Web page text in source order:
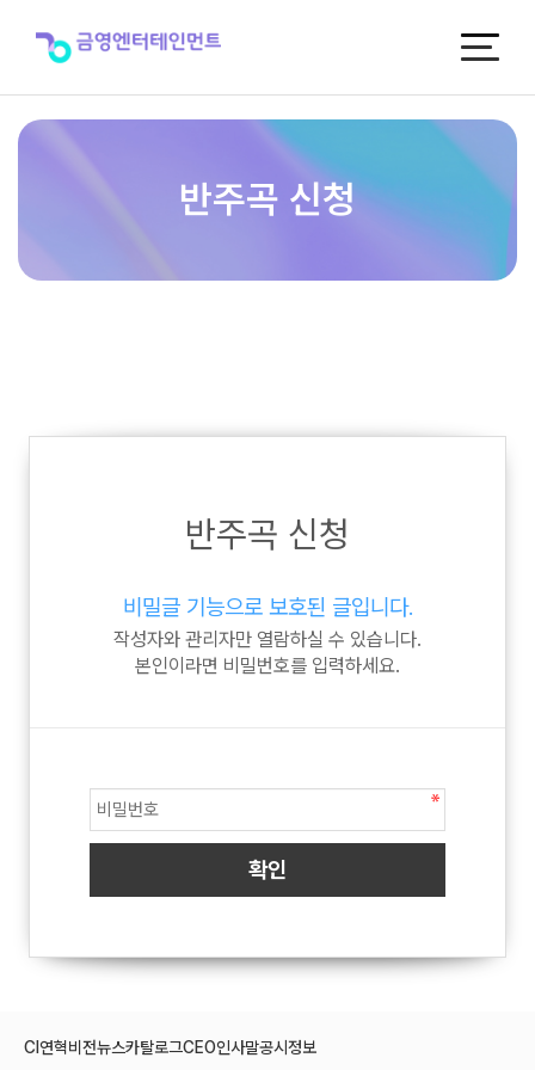
반주곡 신청
반주곡 신청
비밀글 기능으로 보호된 글입니다.
작성자와 관리자만 열람하실 수 있습니다.
본인이라면 비밀번호를 입력하세요.
CI 연혁비전뉴스카탈로그CEO인사말공시정보